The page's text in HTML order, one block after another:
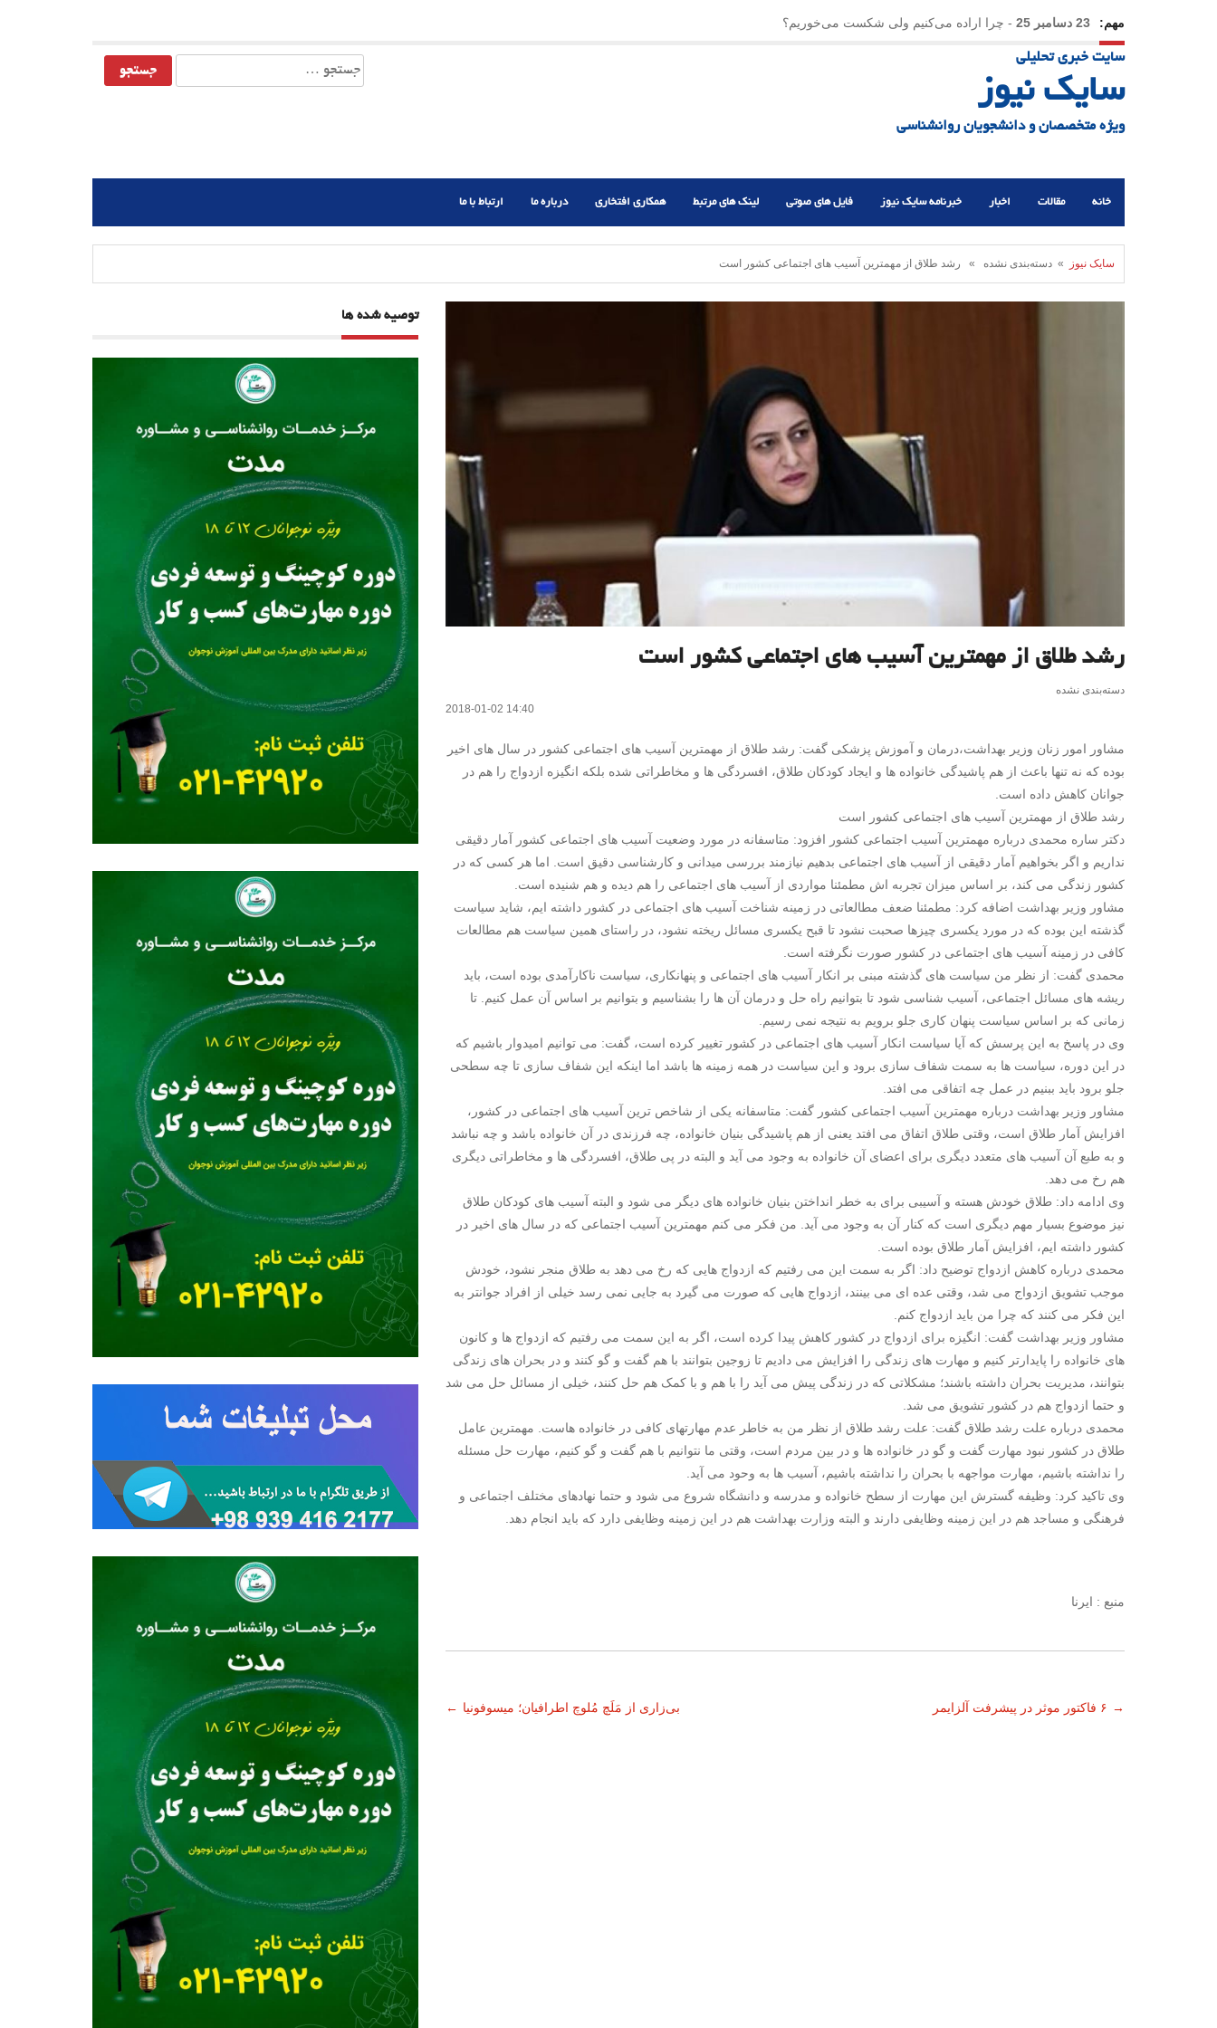
مهم: 23 دسامبر 25 - چرا اراده می‌کنیم ولی شکست می‌خوریم؟
21 دسامبر 25
سایت خبری تحلیلی
سایک نیوز
ویژه متخصصان و دانشجویان روانشناسی
جستجو
برای:
خانه مقالات اخبار خبرنامه سایک نیوز فایل های صوتی لینک های مرتبط همکاری افتخاری درباره ما ارتباط با ما
سایک نیوز » دسته‌بندی نشده » رشد طلاق از مهمترین آسیب های اجتماعی کشور است
رشد طلاق از مهمترین آسیب های اجتماعی کشور است
دسته‌بندی نشده
2018-01-02 14:40
مشاور امور زنان وزیر بهداشت،درمان و آموزش پزشکی گفت: رشد طلاق از مهمترین آسیب های اجتماعی کشور در سال های اخیر
بوده که نه تنها باعث از هم پاشیدگی خانواده ها و ایجاد کودکان طلاق، افسردگی ها و مخاطراتی شده بلکه انگیزه ازدواج را هم در
جوانان کاهش داده است.
رشد طلاق از مهمترین آسیب های اجتماعی کشور است
دکتر ساره محمدی درباره مهمترین آسیب اجتماعی کشور افزود: متاسفانه در مورد وضعیت آسیب های اجتماعی کشور آمار دقیقی
نداریم و اگر بخواهیم آمار دقیقی از آسیب های اجتماعی بدهیم نیازمند بررسی میدانی و کارشناسی دقیق است. اما هر کسی که در
کشور زندگی می کند، بر اساس میزان تجربه اش مطمئنا مواردی از آسیب های اجتماعی را هم دیده و هم شنیده است.
مشاور وزیر بهداشت اضافه کرد: مطمئنا ضعف مطالعاتی در زمینه شناخت آسیب های اجتماعی در کشور داشته ایم، شاید سیاست
گذشته این بوده که در مورد یکسری چیزها صحبت نشود تا قبح یکسری مسائل ریخته نشود، در راستای همین سیاست هم مطالعات
کافی در زمینه آسیب های اجتماعی در کشور صورت نگرفته است.
محمدی گفت: از نظر من سیاست های گذشته مبنی بر انکار آسیب های اجتماعی و پنهانکاری، سیاست ناکارآمدی بوده است، باید
ریشه های مسائل اجتماعی، آسیب شناسی شود تا بتوانیم راه حل و درمان آن ها را بشناسیم و بتوانیم بر اساس آن عمل کنیم. تا
زمانی که بر اساس سیاست پنهان کاری جلو برویم به نتیجه نمی رسیم.
وی در پاسخ به این پرسش که آیا سیاست انکار آسیب های اجتماعی در کشور تغییر کرده است، گفت: می توانیم امیدوار باشیم که
در این دوره، سیاست ها به سمت شفاف سازی برود و این سیاست در همه زمینه ها باشد اما اینکه این شفاف سازی تا چه سطحی
جلو برود باید ببنیم در عمل چه اتفاقی می افتد.
مشاور وزیر بهداشت درباره مهمترین آسیب اجتماعی کشور گفت: متاسفانه یکی از شاخص ترین آسیب های اجتماعی در کشور،
افزایش آمار طلاق است، وقتی طلاق اتفاق می افتد یعنی از هم پاشیدگی بنیان خانواده، چه فرزندی در آن خانواده باشد و چه نباشد
و به طبع آن آسیب های متعدد دیگری برای اعضای آن خانواده به وجود می آید و البته در پی طلاق، افسردگی ها و مخاطراتی دیگری
هم رخ می دهد.
وی ادامه داد: طلاق خودش هسته و آسیبی برای به خطر انداختن بنیان خانواده های دیگر می شود و البته آسیب های کودکان طلاق
نیز موضوع بسیار مهم دیگری است که کنار آن به وجود می آید. من فکر می کنم مهمترین آسیب اجتماعی که در سال های اخیر در
کشور داشته ایم، افزایش آمار طلاق بوده است.
محمدی درباره کاهش ازدواج توضیح داد: اگر به سمت این می رفتیم که ازدواج هایی که رخ می دهد به طلاق منجر نشود، خودش
موجب تشویق ازدواج می شد، وقتی عده ای می بینند، ازدواج هایی که صورت می گیرد به جایی نمی رسد خیلی از افراد جوانتر به
این فکر می کنند که چرا من باید ازدواج کنم.
مشاور وزیر بهداشت گفت: انگیزه برای ازدواج در کشور کاهش پیدا کرده است، اگر به این سمت می رفتیم که ازدواج ها و کانون
های خانواده را پایدارتر کنیم و مهارت های زندگی را افزایش می دادیم تا زوجین بتوانند با هم گفت و گو کنند و در بحران های زندگی
بتوانند، مدیریت بحران داشته باشند؛ مشکلاتی که در زندگی پیش می آید را با هم و با کمک هم حل کنند، خیلی از مسائل حل می شد
و حتما ازدواج هم در کشور تشویق می شد.
محمدی درباره علت رشد طلاق گفت: علت رشد طلاق از نظر من به خاطر عدم مهارتهای کافی در خانواده هاست. مهمترین عامل
طلاق در کشور نبود مهارت گفت و گو در خانواده ها و در بین مردم است، وقتی ما نتوانیم با هم گفت و گو کنیم، مهارت حل مسئله
را نداشته باشیم، مهارت مواجهه با بحران را نداشته باشیم، آسیب ها به وحود می آید.
وی تاکید کرد: وظیفه گسترش این مهارت از سطح خانواده و مدرسه و دانشگاه شروع می شود و حتما نهادهای مختلف اجتماعی و
فرهنگی و مساجد هم در این زمینه وظایفی دارند و البته وزارت بهداشت هم در این زمینه وظایفی دارد که باید انجام دهد.
منبع : ایرنا
ناوبری
← بی‌زاری از مَلَچ مُلوچ اطرافیان؛ میسوفونیا ۶ فاکتور موثر در پیشرفت آلزایمر →
توصیه شده ها